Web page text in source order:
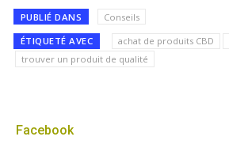
PUBLIÉ DANS Conseils
ÉTIQUETÉ AVEC achat de produits CBD
trouver un produit de qualité
Facebook